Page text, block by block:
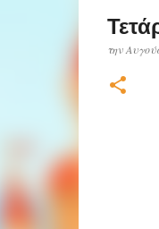
την